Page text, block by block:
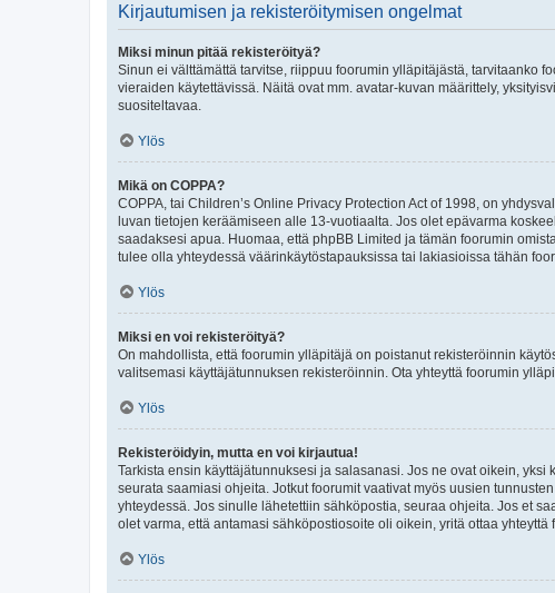
Kirjautumisen ja rekisteröitymisen ongelmat
Miksi minun pitää rekisteröityä?
Sinun ei välttämättä tarvitse, riippuu foorumin ylläpitäjästä, tarvitaanko
vieraiden käytettävissä. Näitä ovat mm. avatar-kuvan määrittely,
suositeltavaa.
Ylös
Mikä on COPPA?
COPPA, tai Children’s Online Privacy Protection Act of 1998, on
luvan tietojen keräämiseen alle 13-vuotiaalta. Jos olet epävarma
saadaksesi apua. Huomaa, että phpBB Limited ja tämän foorumin
tulee olla yhteydessä väärinkäytöstapauksissa tai lakiasioissa tähän
Ylös
Miksi en voi rekisteröityä?
On mahdollista, että foorumin ylläpitäjä on poistanut rekisteröinnin
valitsemasi käyttäjätunnuksen rekisteröinnin. Ota yhteyttä foorumin
Ylös
Rekisteröidyin, mutta en voi kirjautua!
Tarkista ensin käyttäjätunnuksesi ja salasanasi. Jos ne ovat oikein,
seurata saamiasi ohjeita. Jotkut foorumit vaativat myös uusien
yhteydessä. Jos sinulle lähetettiin sähköpostia, seuraa ohjeita. Jos et
olet varma, että antamasi sähköpostiosoite oli oikein, yritä ottaa yhteyttä
Ylös